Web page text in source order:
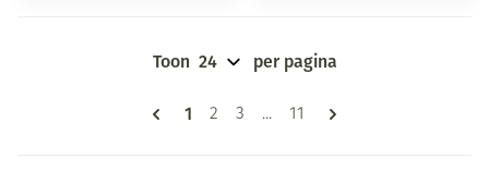
Pagina's
U lees momenteel pagina
1 Pagina
2 Pagina
3 ... Pagina
11
Toon per pagina